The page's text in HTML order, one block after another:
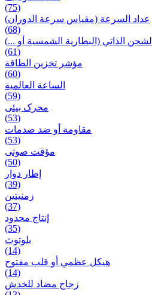
(75)
عداد السرعة (مقياس سرعة الدوران)
(68)
الشحن الذاتي (البطارية الشمسية أو ...)
(61)
مؤشر تخزين الطاقة
(60)
الساعة العالمية
(59)
محرک بیئی
(53)
مقاومة أو ضد صدمات
(53)
مؤقت صوتی
(50)
إطار دوار
(39)
زمنیتین
(37)
إنتاج محدود
(35)
بلوتوث
(14)
هيكل عظمي أو قلب مفتوح
(14)
زجاج مضاد للخدش